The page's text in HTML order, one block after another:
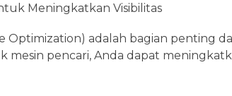
Meningkatkan Visibilitas
Optimization) adalah bagian penting
mesin pencari, Anda dapat